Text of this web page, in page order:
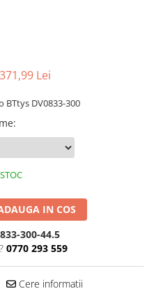
371,99 Lei
BTtys DV0833-300
:
IN COS
300-44.5
0770 293 559
Cere informatii